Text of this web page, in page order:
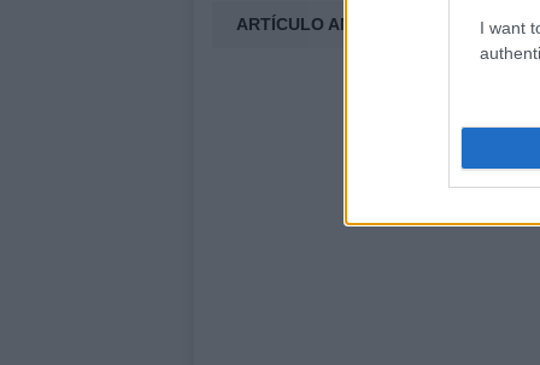
I want
ARTÍCULO ANTERIOR